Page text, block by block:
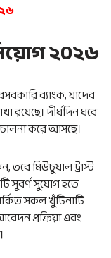
২০২৬
ব্যাংক, যাদের
রয়েছে। দীর্ঘদিন ধরে
করে আসছে।
তবে মিউচুয়াল ট্রাস্ট
সুবর্ণ সুযোগ হতে
সকল খুঁটিনাটি
প্রক্রিয়া এবং